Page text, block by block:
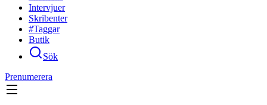
Intervjuer
Skribenter
#Taggar
Butik
Sök
Prenumerera